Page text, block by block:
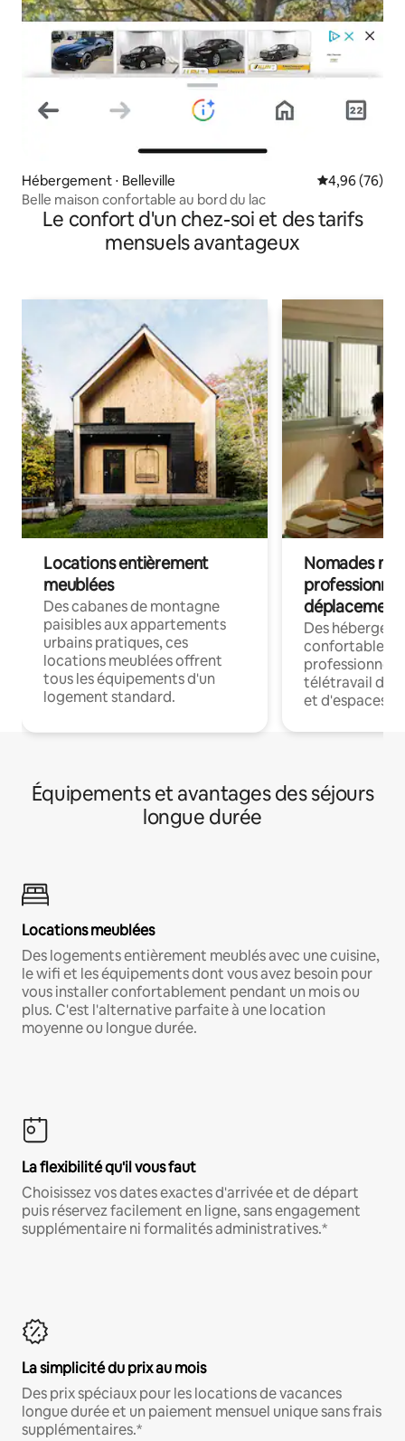
Hébergement ⋅ Belleville Évaluation
4,96 (76)
Belle maison confortable au bord du lac
Le confort d'un chez-soi et des tarifs
mensuels avantageux
Locations entièrement
meublées
Des cabanes de montagne
paisibles aux appartements
urbains pratiques, ces
locations meublées offrent
tous les équipements d'un
logement standard.
Nomades
déplacement
Des
confortables
professionnels
télétravail
et d'espaces
Équipements et avantages des séjours
longue durée
Locations meublées
Des logements entièrement meublés avec une cuisine,
le wifi et les équipements dont vous avez besoin pour
vous installer confortablement pendant un mois ou
plus. C'est l'alternative parfaite à une location
moyenne ou longue durée.
La flexibilité qu'il vous faut
Choisissez vos dates exactes d'arrivée et de départ
puis réservez facilement en ligne, sans engagement
supplémentaire ni formalités administratives.*
La simplicité du prix au mois
Des prix spéciaux pour les locations de vacances
longue durée et un paiement mensuel unique sans frais
supplémentaires.*